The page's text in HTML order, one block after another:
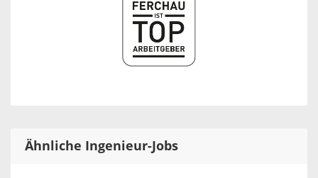
Ähnliche Ingenieur-Jobs